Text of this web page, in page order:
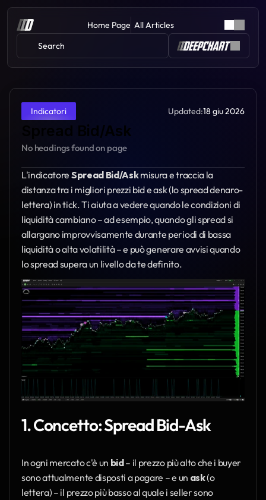
Home Page All Articles
Search
Indicatori Updated:18 giu 2026
Spread Bid/Ask
No headings found on page
L'indicatore Spread Bid/Ask misura e traccia la
distanza tra i migliori prezzi bid e ask (lo spread denaro-
lettera) in tick. Ti aiuta a vedere quando le condizioni di
liquidità cambiano – ad esempio, quando gli spread si
allargano improvvisamente durante periodi di bassa
liquidità o alta volatilità – e può generare avvisi quando
lo spread supera un livello da te definito.
1. Concetto: Spread Bid-Ask
In ogni mercato c'è un bid – il prezzo più alto che i buyer
sono attualmente disposti a pagare – e un ask (o
lettera) – il prezzo più basso al quale i seller sono